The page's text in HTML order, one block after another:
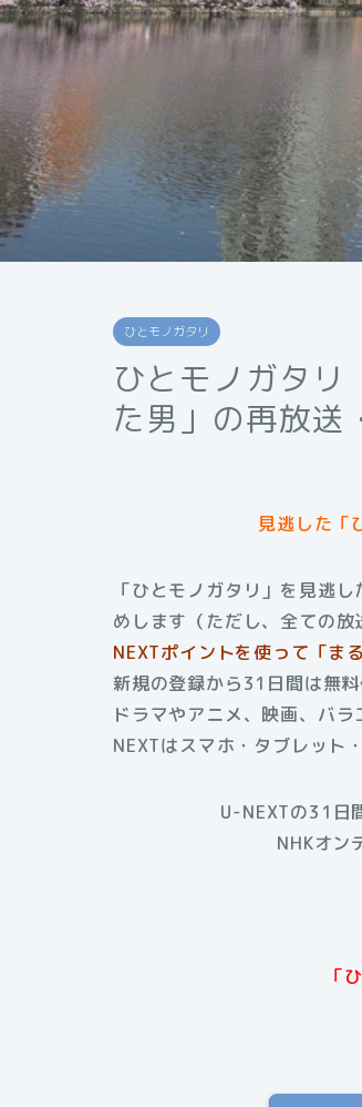
ひとモノガタリ
ひとモノガタリ
た男」の再放送
見逃した「
「ひとモノガタリ」を見逃
めします（ただし、全ての放
NEXTポイントを使って「ま
新規の登録から31日間は無
ドラマやアニメ、映画、バ
NEXTはスマホ・タブレット
U-NEXTの31日
NHKオン
「